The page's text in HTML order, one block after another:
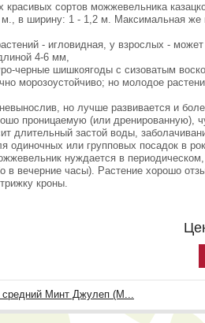
красивых сортов можжевельника
м., в ширину: 1 - 1,2 м. Максимальная
- игловидная, у взрослых -
4-6 мм,
черные шишкоягоды с сизоватым
морозоустойчиво; но молодое
но лучше развивается и
проницаемую (или дренированную),
длительный застой воды,
одиночных или групповых посадок в
нуждается в
в вечерние часы). Растение хорошо
кроны.
Минт Джулеп (M...